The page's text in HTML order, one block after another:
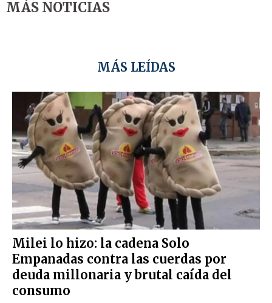
MÁS NOTICIAS
MÁS LEÍDAS
Milei lo hizo: la cadena Solo
Empanadas contra las cuerdas por
deuda millonaria y brutal caída del
consumo